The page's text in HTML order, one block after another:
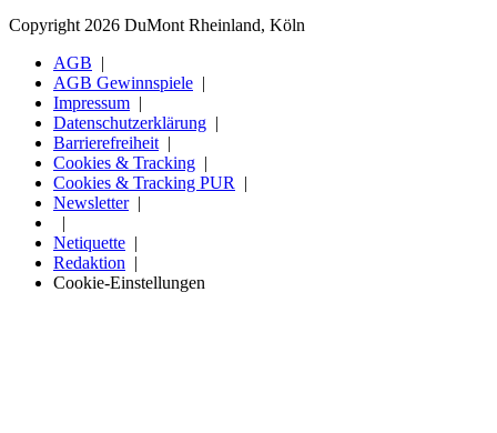
Copyright 2026 DuMont Rheinland, Köln
AGB
AGB Gewinnspiele
Impressum
Datenschutzerklärung
Barrierefreiheit
Cookies & Tracking
Cookies & Tracking PUR
Newsletter
Netiquette
Redaktion
Cookie-Einstellungen